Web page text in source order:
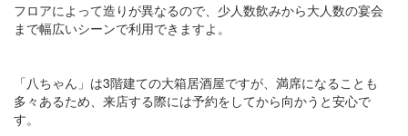
フロアによって造りが異なるので、少人数飲みから大人数の宴会
まで幅広いシーンで利用できますよ。
「八ちゃん」は3階建ての大箱居酒屋ですが、満席になることも
多々あるため、来店する際には予約をしてから向かうと安心で
す。